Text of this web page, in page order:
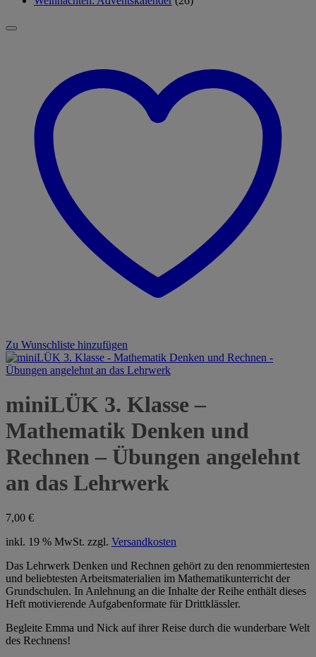
Zu Wunschliste hinzufügen
miniLÜK 3. Klasse –
Mathematik Denken und
Rechnen – Übungen angelehnt
an das Lehrwerk
7,00 €
inkl. 19 % MwSt. zzgl. Versandkosten
Das Lehrwerk Denken und Rechnen gehört zu den renommiertesten
und beliebtesten Arbeitsmaterialien im Mathematikunterricht der
Grundschulen. In Anlehnung an die Inhalte der Reihe enthält dieses
Heft motivierende Aufgabenformate für Drittklässler.
Begleite Emma und Nick auf ihrer Reise durch die wunderbare Welt
des Rechnens!